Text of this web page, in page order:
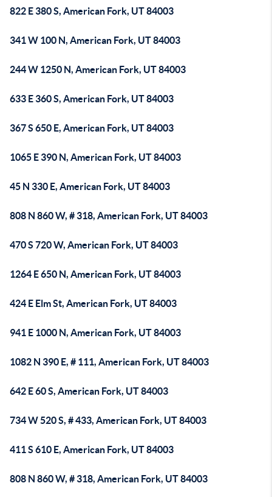
822 E 380 S, American Fork, UT 84003
341 W 100 N, American Fork, UT 84003
244 W 1250 N, American Fork, UT 84003
633 E 360 S, American Fork, UT 84003
367 S 650 E, American Fork, UT 84003
1065 E 390 N, American Fork, UT 84003
45 N 330 E, American Fork, UT 84003
808 N 860 W, # 318, American Fork, UT 84003
470 S 720 W, American Fork, UT 84003
1264 E 650 N, American Fork, UT 84003
424 E Elm St, American Fork, UT 84003
941 E 1000 N, American Fork, UT 84003
1082 N 390 E, # 111, American Fork, UT 84003
642 E 60 S, American Fork, UT 84003
734 W 520 S, # 433, American Fork, UT 84003
411 S 610 E, American Fork, UT 84003
808 N 860 W, # 318, American Fork, UT 84003